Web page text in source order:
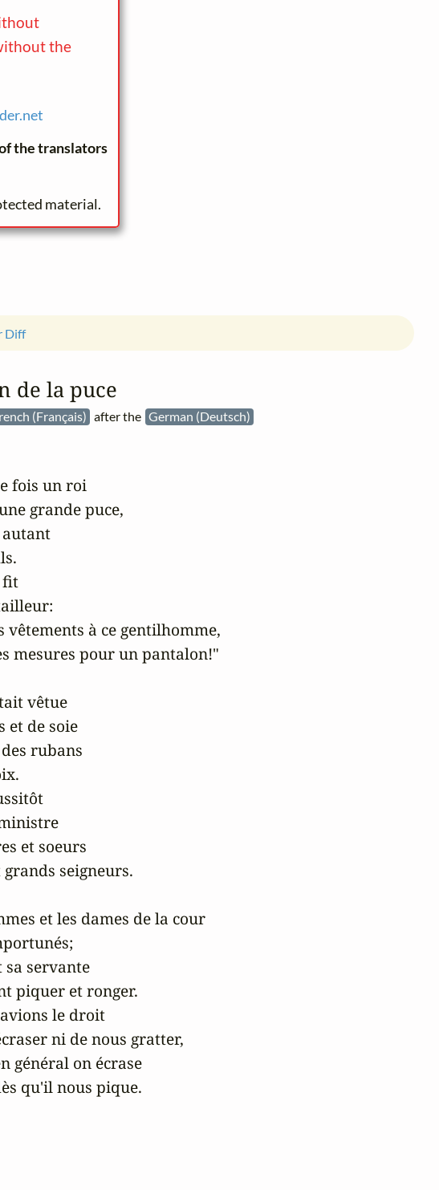
the
net
the translators
material.
de la puce
(Français) after the German (Deutsch)
Diff
fois un roi
grande puce,
fit
vêtements à ce gentilhomme,
mesures pour un pantalon!"
vêtue
et de soie
rubans
et soeurs
seigneurs.
et les dames de la cour
sa servante
piquer et ronger.
le droit
ni de nous gratter,
général on écrase
qu'il nous pique.